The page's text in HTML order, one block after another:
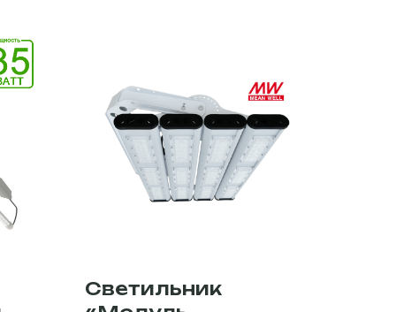
Светильник